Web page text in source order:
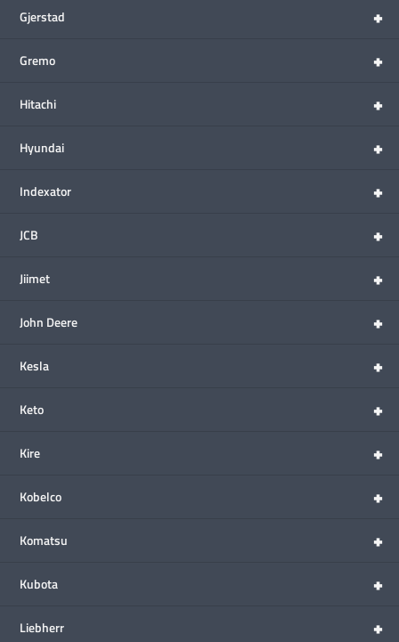
+
Gjerstad
+
Gremo
+
Hitachi
+
Hyundai
+
Indexator
+
JCB
+
Jiimet
+
John Deere
+
Kesla
+
Keto
+
Kire
+
Kobelco
+
Komatsu
+
Kubota
+
Liebherr